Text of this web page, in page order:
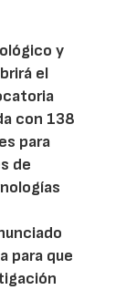
y
el
con 138
para
de
para que